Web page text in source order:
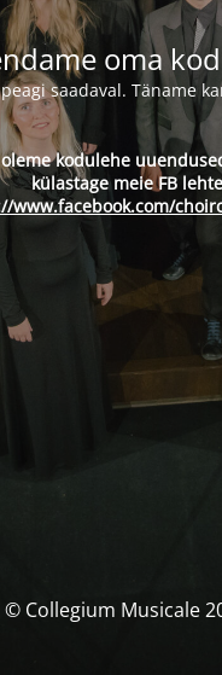
oma
saadaval. Täname
kodulehe
külastage meie FB lehte
www.facebook.com/
© Collegium Musicale